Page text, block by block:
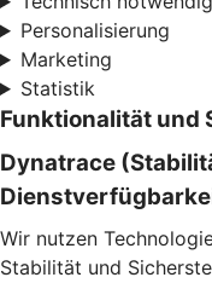
Personalisierung
Marketing
Statistik
Funktionalität und
Dynatrace
Wir nutzen
Stabilität und